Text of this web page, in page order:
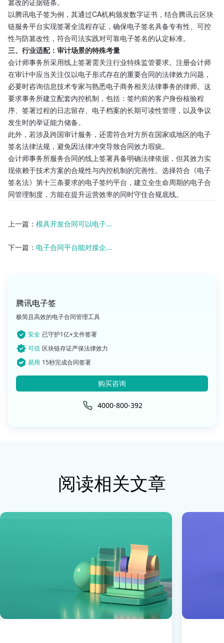
篡改的证据链条。
以腾讯电子签为例，其通过CA机构颁发数字证书，结合腾讯云区块
链服务平台实现签署全流程存证，确保电子签名具备专有性、可控
性与防篡改性，符合司法实践对可靠电子签名的认定标准。
三、行业适配：审计场景的特殊考量
会计师事务所采用线上签署需关注行业特殊监管要求。注册会计师
在审计中应当关注仅以电子形式存在的重要合同的法律效力问题，
必要时咨询信息技术专家与熟悉电子商务相关法律事务的律师。这
要求事务所建立配套内控机制，包括：签约前的客户身份核验程
序、签署过程的日志留存、电子档案的长期可读性管理，以及争议
发生时的举证能力储备。
此外，若涉及跨国审计服务，还需符合对方所在国家或地区的电子
签名法律法规，避免因法律冲突导致合同效力瑕疵。
会计师事务所服务合同的线上签署具备明确法律依据，但其效力实
现依赖于技术方案的合规性与内控机制的完善性。选择符合《电子
签名法》第十三条要求的电子签约平台，建立全生命周期的电子合
同管理制度，方能在提升运营效率的同时守住合规底线。
上一篇： 模具开发合同可以电子...
下一篇： 电子合同平台能对接企...
腾讯电子签
极简且高效的电子合同管理工具
安全 已守护1亿+文件签署
可信 区块链存证严保法律效力
易用 15秒完成合同签署
购买咨询
4000-800-392
阅读相关文章